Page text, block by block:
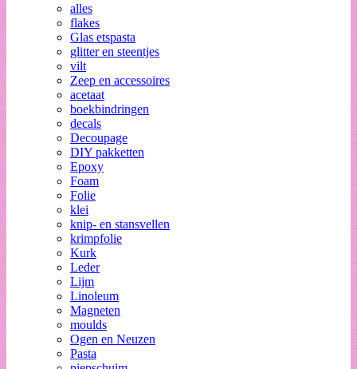
alles
flakes
Glas etspasta
glitter en steentjes
vilt
Zeep en accessoires
acetaat
boekbindringen
decals
Decoupage
DIY pakketten
Epoxy
Foam
Folie
klei
knip- en stansvellen
krimpfolie
Kurk
Leder
Lijm
Linoleum
Magneten
moulds
Ogen en Neuzen
Pasta